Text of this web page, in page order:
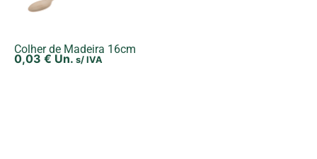
Colher de Madeira 16cm
0,03 € Un. s/ IVA